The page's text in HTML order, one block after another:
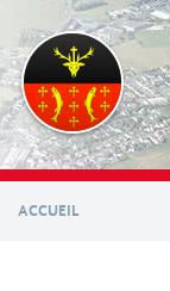
contenu
principal
ACCUEIL